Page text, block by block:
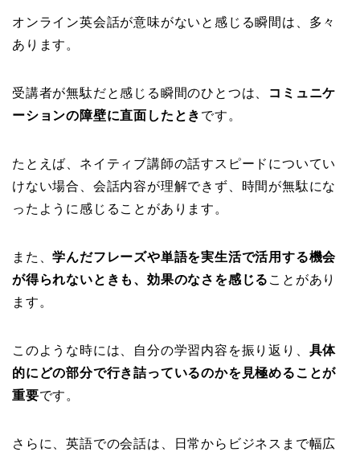
オンライン英会話が意味がないと感じる瞬間は、多々
あります。
受講者が無駄だと感じる瞬間のひとつは、
コミュニケ
ーションの障壁に直面したとき です。
たとえば、ネイティブ講師の話すスピードについてい
けない場合、会話内容が理解できず、時間が無駄にな
ったように感じることがあります。
また、学んだフレーズや単語を実生活で活用する機会
が得られないときも、効果のなさを感じる ことがあり
ます。
このような時には、自分の学習内容を振り返り、 具体
的にどの部分で行き詰っているのかを見極めることが
重要です。
さらに、英語での会話は、日常からビジネスまで幅広